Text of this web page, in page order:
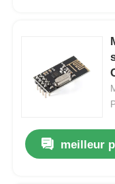
meilleur